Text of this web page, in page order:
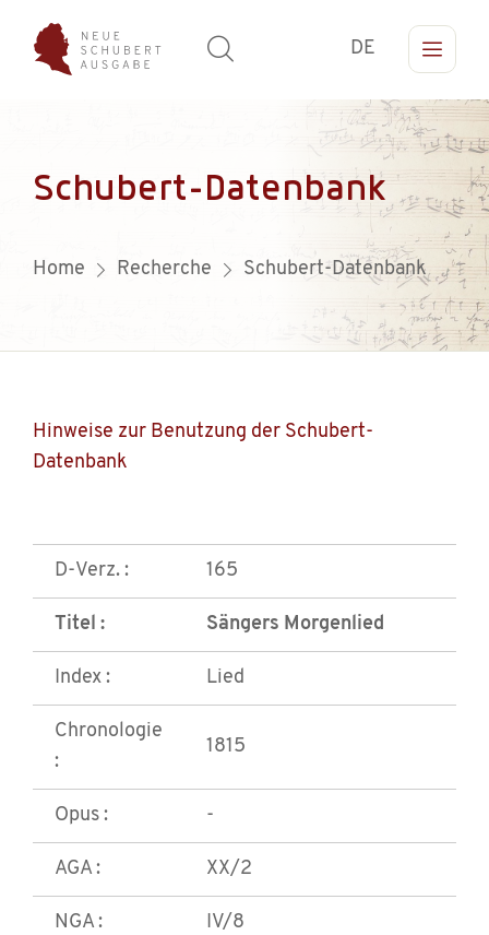
DE
Schubert-Datenbank
Home Recherche Schubert-Datenbank
Hinweise zur Benutzung der Schubert-
Datenbank
D-Verz. : 165
Titel : Sängers Morgenlied
Index : Lied
Chronologie
:
1815
Opus : -
AGA : XX/2
NGA : IV/8